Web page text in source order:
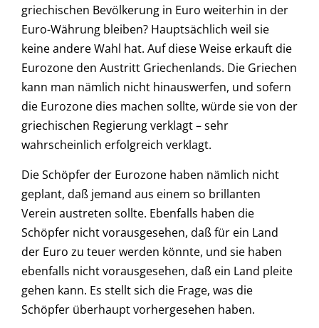
griechischen Bevölkerung in Euro weiterhin in der
Euro-Währung bleiben? Hauptsächlich weil sie
keine andere Wahl hat. Auf diese Weise erkauft die
Eurozone den Austritt Griechenlands. Die Griechen
kann man nämlich nicht hinauswerfen, und sofern
die Eurozone dies machen sollte, würde sie von der
griechischen Regierung verklagt – sehr
wahrscheinlich erfolgreich verklagt.
Die Schöpfer der Eurozone haben nämlich nicht
geplant, daß jemand aus einem so brillanten
Verein austreten sollte. Ebenfalls haben die
Schöpfer nicht vorausgesehen, daß für ein Land
der Euro zu teuer werden könnte, und sie haben
ebenfalls nicht vorausgesehen, daß ein Land pleite
gehen kann. Es stellt sich die Frage, was die
Schöpfer überhaupt vorhergesehen haben.